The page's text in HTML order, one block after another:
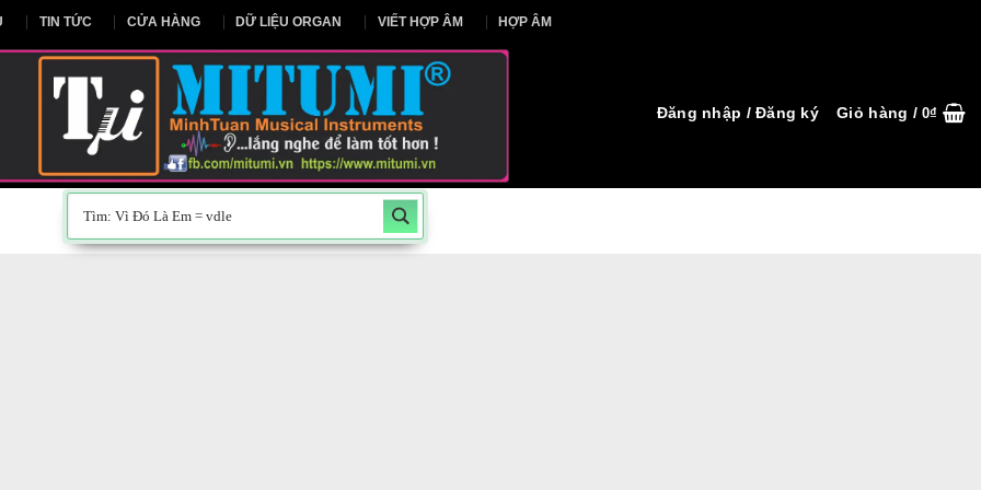
CHỦ TIN TỨC CỬA HÀNG DỮ LIỆU ORGAN VIẾT HỢP ÂM
Đăng nhập / Đăng ký